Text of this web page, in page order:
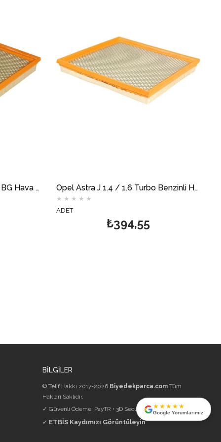
Opel Astra J 1.4 / 1.6 Turbo Benzinli Hava Filtresi MOTOCAR
BİLGİLER
© Telif Hakkı 2017-2026 Biyedekparca.com Tüm
Hakları Saklıdır.
✓ Güvenli Ödeme: PayTR • 3D Secure • 256-bit SSL
✓ ETBİS Kaydımızı Görüntüleyin
★★★★★
Google Yorumlarımız